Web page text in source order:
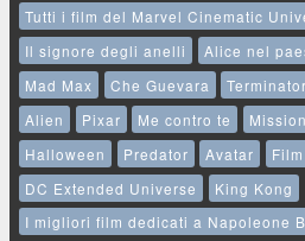
Tutti i film del Marvel Cinematic
Il signore degli anelli
Alice nel
Mad Max
Che Guevara Terminator
Alien
Pixar Me contro te
Halloween
Predator Avatar
DC Extended Universe
King Kong
I migliori film dedicati a Napoleone